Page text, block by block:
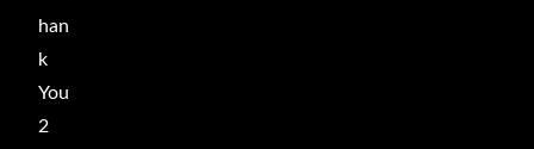
han
k
You
2